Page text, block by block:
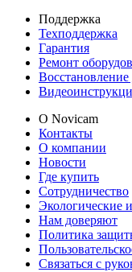
Поддержка
Техподдержка
Гарантия
Ремонт
Восстановление
О Novicam
Контакты
О компании
Новости
Где купить
Сотрудничество
Экологические
Нам доверяют
Политика
Связаться с